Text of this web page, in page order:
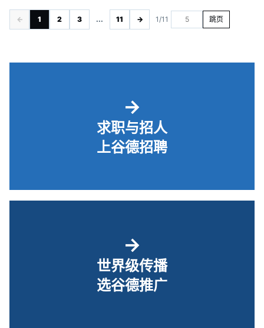
← 1 2 3 ... 11 → 1/11 跳页
→
求职与招人
上谷德招聘
→
世界级传播
选谷德推广